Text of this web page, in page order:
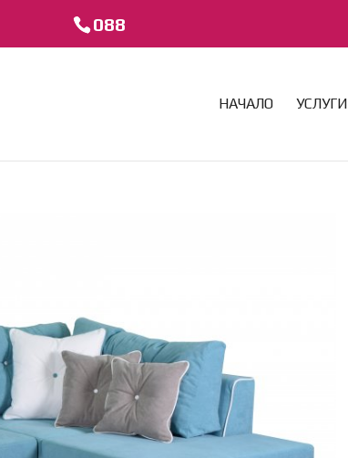
088
НАЧАЛО УСЛУГИ